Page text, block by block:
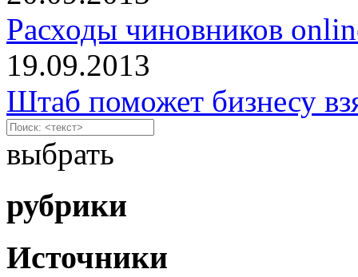
Расходы чиновников
19.09.2013
Штаб поможет бизнесу
выбрать
рубрики
Источники